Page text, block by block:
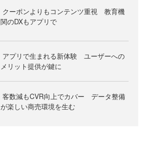
クーポンよりもコンテンツ重視 教育機
関のDXもアプリで
アプリで生まれる新体験 ユーザーへの
メリット提供が鍵に
客数減もCVR向上でカバー データ整備
が楽しい商売環境を生む